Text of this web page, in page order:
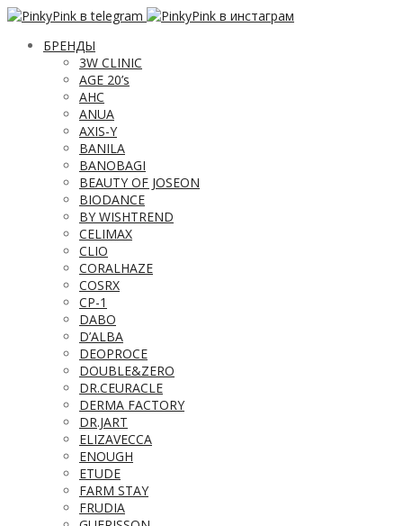
БРЕНДЫ
3W CLINIC
AGE 20’s
AHC
ANUA
AXIS-Y
BANILA
BANOBAGI
BEAUTY OF JOSEON
BIODANCE
BY WISHTREND
CELIMAX
CLIO
CORALHAZE
COSRX
CP-1
DABO
D’ALBA
DEOPROCE
DOUBLE&ZERO
DR.CEURACLE
DERMA FACTORY
DR.JART
ELIZAVECCA
ENOUGH
ETUDE
FARM STAY
FRUDIA